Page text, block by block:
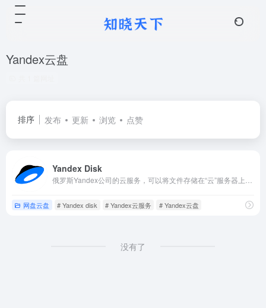
Yandex云盘
排序 发布 更新 浏览 点赞
Yandex Disk
网盘云盘 # Yandex disk # Yandex云服务 # Yandex云盘
没有了